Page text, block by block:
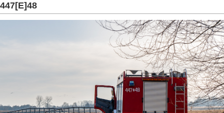
447[E]48